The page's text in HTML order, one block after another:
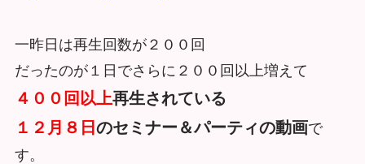
一昨日は再生回数が２００回
だったのが１日でさらに２００回以上増えて
４００回以上再生されている
１２月８日 のセミナー＆パーティの動画で
す。